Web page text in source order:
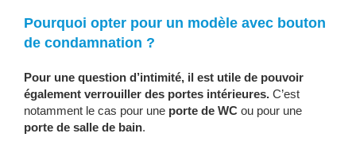
Pourquoi opter pour un modèle avec bouton
de condamnation ?
Pour une question d’intimité, il est utile de pouvoir
également verrouiller des portes intérieures. C’est
notamment le cas pour une porte de WC ou pour une
porte de salle de bain.